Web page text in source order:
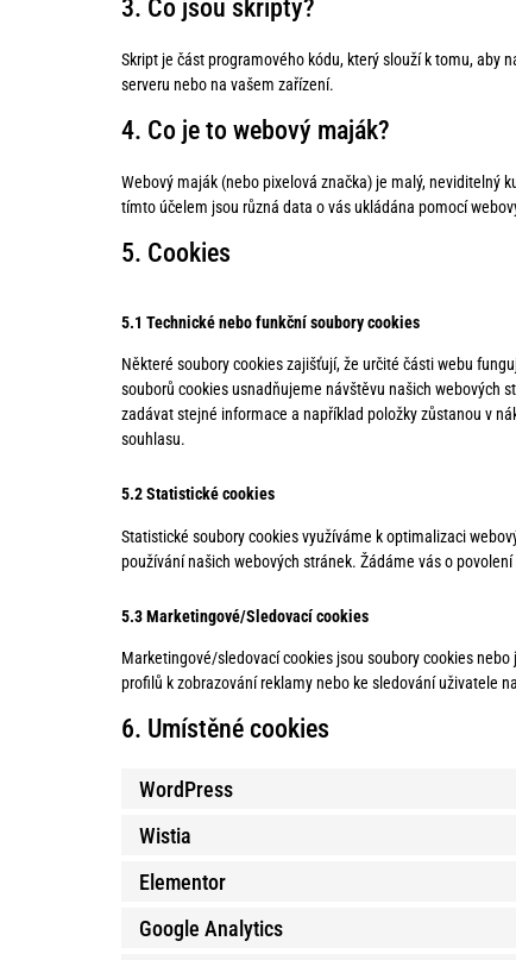
3. Co jsou skripty?
Skript je část programového kódu, který slouží k tomu, aby
serveru nebo na vašem zařízení.
4. Co je to webový maják?
Webový maják (nebo pixelová značka) je malý, neviditelný
tímto účelem jsou různá data o vás ukládána pomocí
5. Cookies
5.1 Technické nebo funkční soubory cookies
Některé soubory cookies zajišťují, že určité části webu
souborů cookies usnadňujeme návštěvu našich webových
zadávat stejné informace a například položky zůstanou v
souhlasu.
5.2 Statistické cookies
Statistické soubory cookies využíváme k optimalizaci
používání našich webových stránek. Žádáme vás o
5.3 Marketingové/Sledovací cookies
Marketingové/sledovací cookies jsou soubory cookies
profilů k zobrazování reklamy nebo ke sledování uživatele
6. Umístěné cookies
WordPress
Wistia
Elementor
Google Analytics